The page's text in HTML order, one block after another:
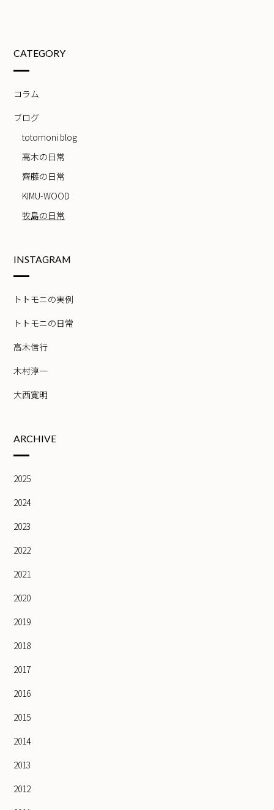
CATEGORY
コラム
ブログ
totomoni blog
高木の日常
齊藤の日常
KIMU-WOOD
牧島の日常
INSTAGRAM
トトモニの実例
トトモニの日常
高木信行
木村淳一
大西寛明
ARCHIVE
2025
2024
2023
2022
2021
2020
2019
2018
2017
2016
2015
2014
2013
2012